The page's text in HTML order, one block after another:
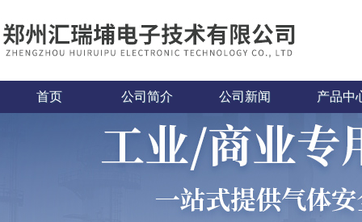
首页 公司简介 公司新闻 产品中